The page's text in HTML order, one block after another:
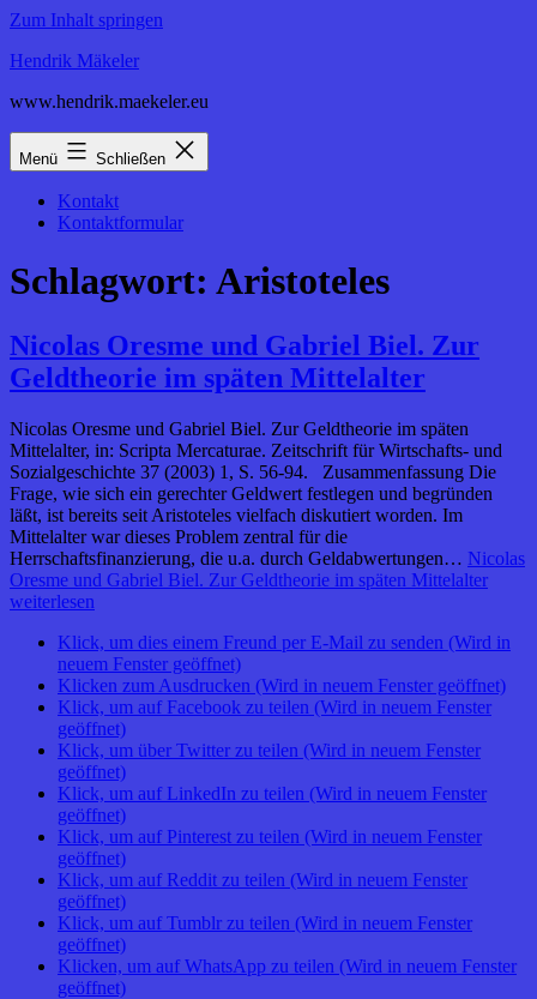
Zum Inhalt springen
Hendrik Mäkeler
www.hendrik.maekeler.eu
Menü Schließen
Kontakt
Kontaktformular
Schlagwort: Aristoteles
Nicolas Oresme und Gabriel Biel. Zur
Geldtheorie im späten Mittelalter
Nicolas Oresme und Gabriel Biel. Zur Geldtheorie im späten
Mittelalter, in: Scripta Mercaturae. Zeitschrift für Wirtschafts- und
Sozialgeschichte 37 (2003) 1, S. 56-94. Zusammenfassung Die
Frage, wie sich ein gerechter Geldwert festlegen und begründen
läßt, ist bereits seit Aristoteles vielfach diskutiert worden. Im
Mittelalter war dieses Problem zentral für die
Herrschaftsfinanzierung, die u.a. durch Geldabwertungen… Nicolas
Oresme und Gabriel Biel. Zur Geldtheorie im späten Mittelalter
weiterlesen
Klick, um dies einem Freund per E-Mail zu senden (Wird in
neuem Fenster geöffnet)
Klicken zum Ausdrucken (Wird in neuem Fenster geöffnet)
Klick, um auf Facebook zu teilen (Wird in neuem Fenster
geöffnet)
Klick, um über Twitter zu teilen (Wird in neuem Fenster
geöffnet)
Klick, um auf LinkedIn zu teilen (Wird in neuem Fenster
geöffnet)
Klick, um auf Pinterest zu teilen (Wird in neuem Fenster
geöffnet)
Klick, um auf Reddit zu teilen (Wird in neuem Fenster
geöffnet)
Klick, um auf Tumblr zu teilen (Wird in neuem Fenster
geöffnet)
Klicken, um auf WhatsApp zu teilen (Wird in neuem Fenster
geöffnet)